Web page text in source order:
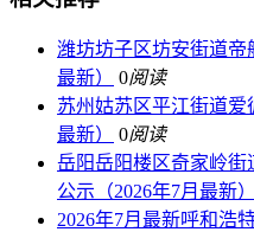
潍坊坊子区坊安街道帝
最新）
0阅读
苏州姑苏区平江街道爱
最新）
0阅读
岳阳岳阳楼区奇家岭
公示（2026年7月最新）
2026年7月最新呼和浩